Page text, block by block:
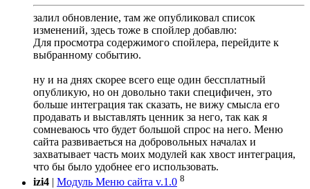
залил обновление, там же опубликовал список
изменений, здесь тоже в спойлер добавлю:
Для просмотра содержимого спойлера, перейдите к
выбранному событию.
ну и на днях скорее всего еще один бессплатный
опубликую, но он довольно таки специфичен, это
больше интеграция так сказать, не вижу смысла его
продавать и выставлять ценник за него, так как я
сомневаюсь что будет большой спрос на него. Меню
сайта развиваеться на добровольных началах и
захватывает часть моих модулей как хвост интеграция,
что бы было удобнее его использовать.
izi4
Модуль Меню сайта v.1.0 8